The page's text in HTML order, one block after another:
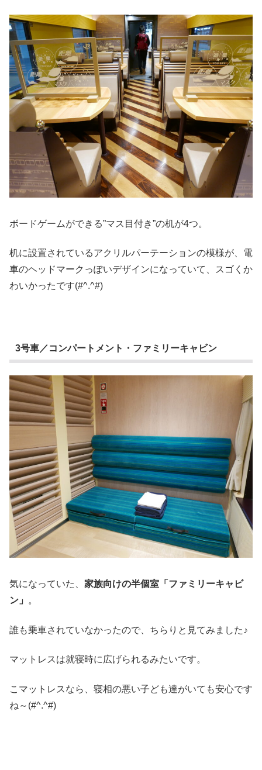
ボードゲームができる”マス目付き”の机が4つ。
机に設置されているアクリルパーテーションの模様が、電
車のヘッドマークっぽいデザインになっていて、スゴくか
わいかったです(#^.^#)
3号車／コンパートメント・ファミリーキャビン
気になっていた、 家族向けの半個室「ファミリーキャビ
ン」 。
誰も乗車されていなかったので、ちらりと見てみました♪
マットレスは就寝時に広げられるみたいです。
こマットレスなら、寝相の悪い子ども達がいても安心です
ね～(#^.^#)